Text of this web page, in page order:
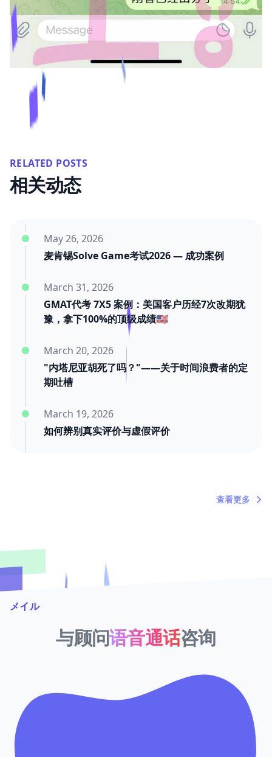
RELATED POSTS
相关动态
麦肯锡Solve Game考试2026 — 成功案例
May 26, 2026
GMAT代考 7X5 案例：美国客户历经7次改期犹
豫，拿下100%的顶级成绩🇺🇸
March 31, 2026
"内塔尼亚胡死了吗？"——关于时间浪费者的定
期吐槽
March 20, 2026
如何辨别真实评价与虚假评价
March 19, 2026
查看更多
メイル
与顾问语音通话咨询